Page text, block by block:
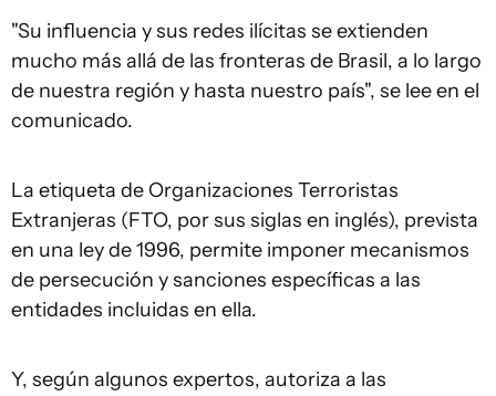
"Su influencia y sus redes ilícitas se extienden
mucho más allá de las fronteras de Brasil, a lo largo
de nuestra región y hasta nuestro país", se lee en el
comunicado.
La etiqueta de Organizaciones Terroristas
Extranjeras (FTO, por sus siglas en inglés), prevista
en una ley de 1996, permite imponer mecanismos
de persecución y sanciones específicas a las
entidades incluidas en ella.
Y, según algunos expertos, autoriza a las